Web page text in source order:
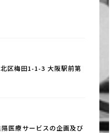
区梅田1-1-3 大阪駅前第
医療サービスの企画及び